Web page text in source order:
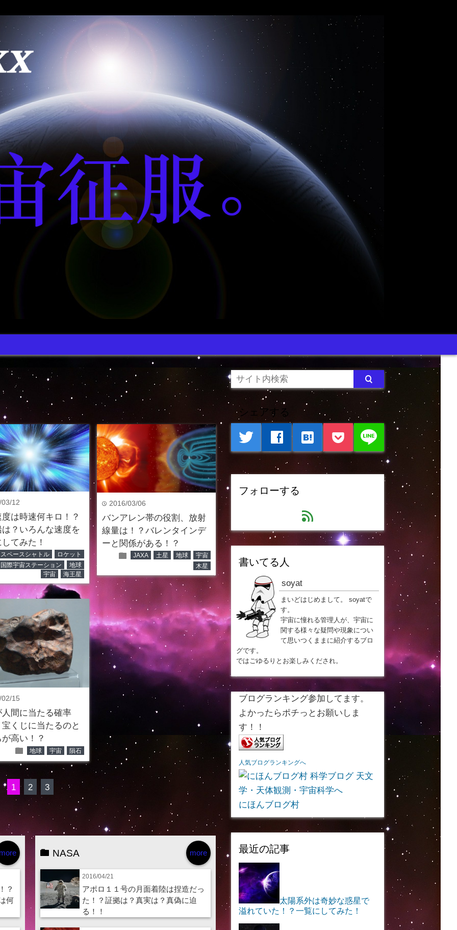
12
は時速何キロ！？
？いろんな速度を
てみた！
スペースシャトル
ロケット
国際宇宙ステーション
地球
宇宙
海王星
time 2016/03/06
バンアレン帯の役割、放射
線量は！？バレンタインデ
ーと関係がある！？
folder JAXA 土星 地球
宇宙
木星
15
間に当たる確率
くじに当たるのと
高い！？
folder 地球 宇宙 隕石
1 2 3
？
何
more
NASA
2016/04/21
アポロ１１号の月面着陸は捏造だっ
た！？証拠は？真実は？真偽に迫
る！！
シェアする
twitter facebook hatenabookmark line
フォローする
feed
書いてる人
soyat
まいどはじめまして。 soyatで
す。
宇宙に憧れる管理人が、宇宙に
関する様々な疑問や現象につい
て思いつくままに紹介するブロ
グです。
ではごゆるりとお楽しみくだされ。
ブログランキング参加してます。
よかったらポチっとお願いしま
す！！
人気ブログランキングへ
にほんブログ村
最近の記事
太陽系外は奇妙な惑星で
溢れていた！？一覧にしてみた！